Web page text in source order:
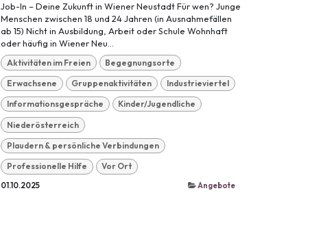
Job-In – Deine Zukunft in Wiener Neustadt Für wen? Junge
Menschen zwischen 18 und 24 Jahren (in Ausnahmefällen
ab 15) Nicht in Ausbildung, Arbeit oder Schule Wohnhaft
oder häufig in Wiener Neu...
Aktivitäten im Freien Begegnungsorte
Erwachsene Gruppenaktivitäten Industrieviertel
Informationsgespräche Kinder/Jugendliche
Niederösterreich
Plaudern & persönliche Verbindungen
Professionelle Hilfe Vor Ort
01.10.2025 Angebote